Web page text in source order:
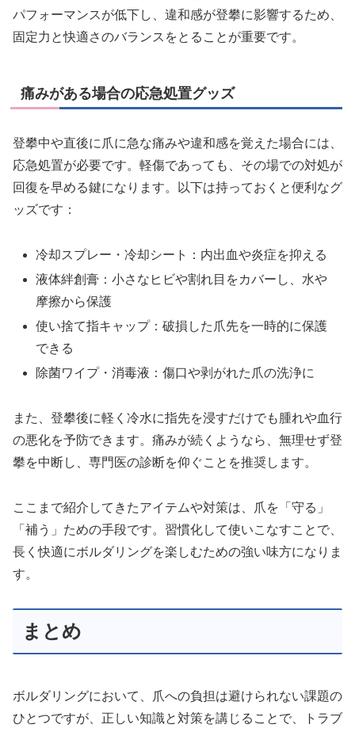
パフォーマンスが低下し、違和感が登攀に影響するため、
固定力と快適さのバランスをとることが重要です。
痛みがある場合の応急処置グッズ
登攀中や直後に爪に急な痛みや違和感を覚えた場合には、
応急処置が必要です。軽傷であっても、その場での対処が
回復を早める鍵になります。以下は持っておくと便利なグ
ッズです：
冷却スプレー・冷却シート：内出血や炎症を抑える
液体絆創膏：小さなヒビや割れ目をカバーし、水や
摩擦から保護
使い捨て指キャップ：破損した爪先を一時的に保護
できる
除菌ワイプ・消毒液：傷口や剥がれた爪の洗浄に
また、登攀後に軽く冷水に指先を浸すだけでも腫れや血行
の悪化を予防できます。痛みが続くようなら、無理せず登
攀を中断し、専門医の診断を仰ぐことを推奨します。
ここまで紹介してきたアイテムや対策は、爪を「守る」
「補う」ための手段です。習慣化して使いこなすことで、
長く快適にボルダリングを楽しむための強い味方になりま
す。
まとめ
ボルダリングにおいて、爪への負担は避けられない課題の
ひとつですが、正しい知識と対策を講じることで、トラブ